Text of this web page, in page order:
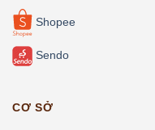
Shopee
Sendo
CƠ SỞ